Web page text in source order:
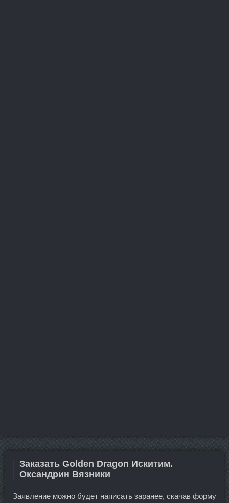
Заказать Golden Dragon Искитим.
Оксандрин Вязники
Заявление можно будет написать заранее, скачав форму